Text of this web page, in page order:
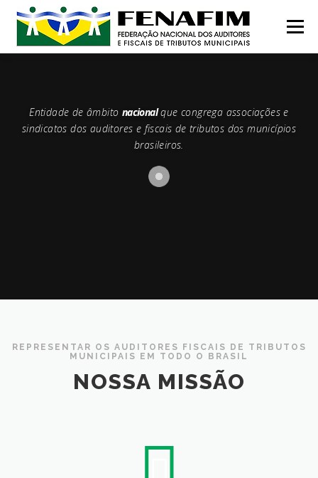
para
conteúdo
Menu
CONTATO INSTITUCIONAL CONGRESSOS
Entidade de âmbito nacionalque congrega associações e
sindicatos dos auditores e fiscais de tributos dos municípios
brasileiros.
REPRESENTAR OS AUDITORES FISCAIS DE TRIBUTOS
MUNICIPAIS EM TODO O BRASIL
NOSSA MISSÃO